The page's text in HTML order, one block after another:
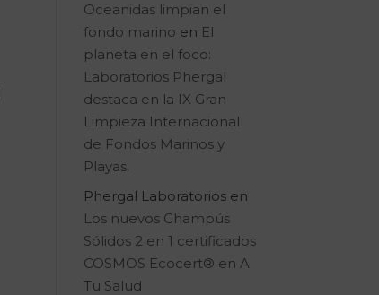
Oceanidas limpian el
fondo marino en El
planeta en el foco:
Laboratorios Phergal
destaca en la IX Gran
Limpieza Internacional
de Fondos Marinos y
Playas.
Phergal Laboratorios en
Los nuevos Champús
Sólidos 2 en 1 certificados
COSMOS Ecocert® en A
Tu Salud